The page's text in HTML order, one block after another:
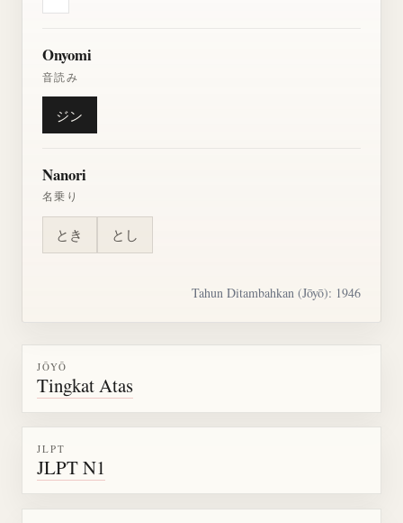
Onyomi
音読み
ジン
Nanori
名乗り
とき とし
Tahun Ditambahkan (Jōyō): 1946
JŌYŌ
Tingkat Atas
JLPT
JLPT N1